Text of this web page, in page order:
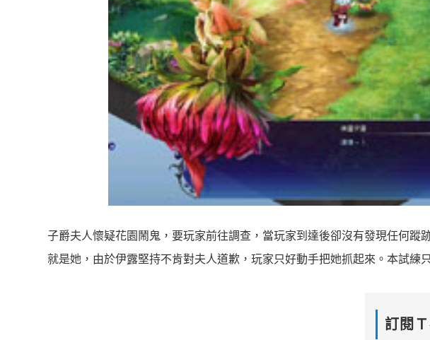
子爵夫人懷疑花園鬧鬼，要玩家前往調查，當玩家到達後卻沒有發現任何蹤
就是她，由於伊露堅持不肯對夫人道歉，玩家只好動手把她抓起來。本試練
訂閱